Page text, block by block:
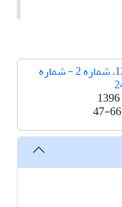
دوره 12، شماره 2 - شماره
47-66